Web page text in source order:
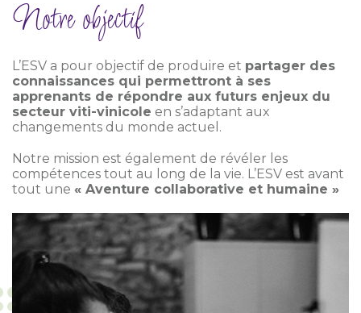
Notre objectif
L’ESV a pour objectif de produire et partager des
connaissances qui permettront à ses
apprenants de répondre aux futurs enjeux du
secteur viti-vinicole en s’adaptant aux
changements du monde actuel.
Notre mission est également de révéler les
compétences tout au long de la vie. L’ESV est avant
tout une « Aventure collaborative et humaine »